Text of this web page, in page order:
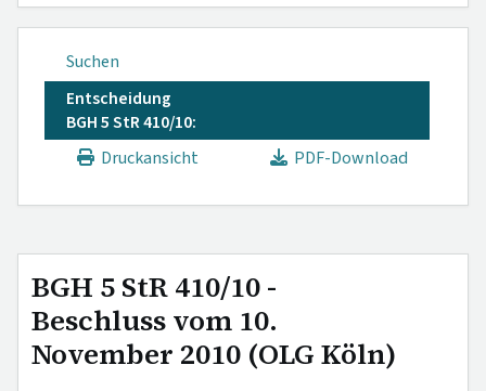
Suchen
Entscheidung
BGH 5 StR 410/10:
Druckansicht
PDF-Download
BGH 5 StR 410/10 -
Beschluss vom 10.
November 2010 (OLG Köln)